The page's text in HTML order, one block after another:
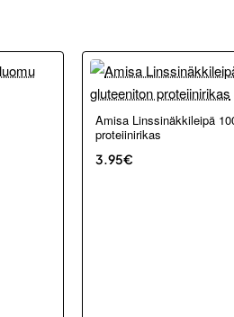
Amisa Linssinäkkileipä
proteiinirikas
3.95€